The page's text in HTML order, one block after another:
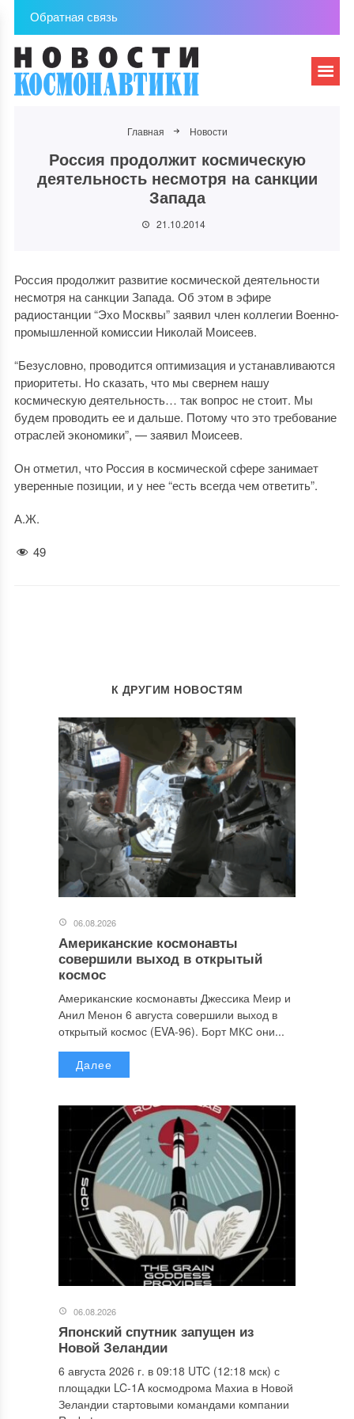
Обратная связь
Главная Новости
Россия продолжит космическую
деятельность несмотря на санкции
Запада
21.10.2014
Россия продолжит развитие космической деятельности
несмотря на санкции Запада. Об этом в эфире
радиостанции “Эхо Москвы” заявил член коллегии Военно-
промышленной комиссии Николай Моисеев.
“Безусловно, проводится оптимизация и устанавливаются
приоритеты. Но сказать, что мы свернем нашу
космическую деятельность… так вопрос не стоит. Мы
будем проводить ее и дальше. Потому что это требование
отраслей экономики”, — заявил Моисеев.
Он отметил, что Россия в космической сфере занимает
уверенные позиции, и у нее “есть всегда чем ответить”.
А.Ж.
49
К ДРУГИМ НОВОСТЯМ
06.08.2026
Американские космонавты
совершили выход в открытый
космос
Американские космонавты Джессика Меир и
Анил Менон 6 августа совершили выход в
открытый космос (EVA-96). Борт МКС они...
Далее
06.08.2026
Японский спутник запущен из
Новой Зеландии
6 августа 2026 г. в 09:18 UTC (12:18 мск) с
площадки LC-1A космодрома Махиа в Новой
Зеландии стартовыми командами компании